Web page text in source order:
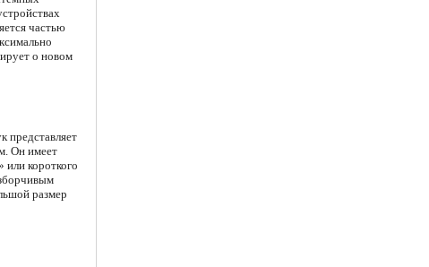
частью
о новом
представляет
Он имеет
или короткого
размер